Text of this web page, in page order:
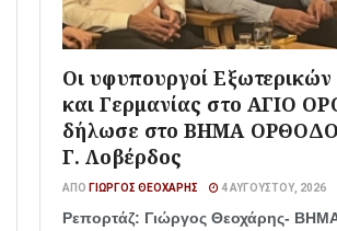
Οι υφυπουργοί
και Γερμανίας στο ΑΓΙΟ
δήλωσε στο ΒΗΜΑ
Γ. Λοβέρδος
ΑΠΌ ΓΙΏΡΓΟΣ ΘΕΟΧΆΡΗΣ 4 ΑΥΓΟΎΣΤΟΥ, 2026
Ρεπορτάζ: Γιώργος Θεοχάρης-